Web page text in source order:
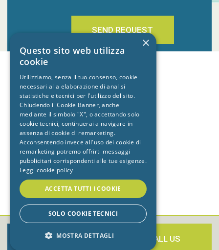
SEND REQUEST
•PRIVACY •COOKIE CREDITS
BOOK NOW CALL US
×
Questo sito web utilizza
cookie
Utilizziamo, senza il tuo consenso, cookie
necessari alla elaborazione di analisi
statistiche e tecnici per l'utilizzo del sito.
Chiudendo il Cookie Banner, anche
mediante il simbolo "X", o accettando solo i
cookie tecnici, continuerai a navigare in
assenza di cookie di remarketing.
Acconsentendo invece all'uso dei cookie di
remarketing potremo offrirti messaggi
pubblicitari corrispondenti alle tue esigenze.
Leggi cookie policy
ACCETTA TUTTI I COOKIE
SOLO COOKIE TECNICI
MOSTRA DETTAGLI